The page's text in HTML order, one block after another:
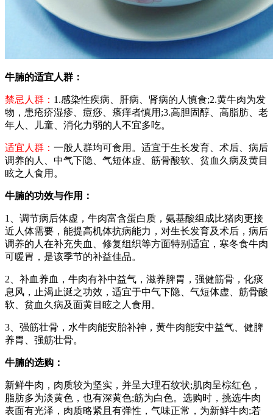
牛腩的适宜人群：
禁忌人群： 1.感染性疾病、肝病、肾病的人慎食;2.黄牛肉为发
物，患疮疥湿疹、痘痧、瘙痒者慎用;3.高胆固醇、高脂肪、老
年人、儿童、消化力弱的人不宜多吃。
适宜人群： 一般人群均可食用。适宜于生长发育、术后、病后
调养的人、中气下隐、气短体虚、筋骨酸软、贫血久病及黄目
眩之人食用。
牛腩的功效与作用：
1、调节病后体虚，牛肉富含蛋白质，氨基酸组成比猪肉更接
近人体需要，能提高机体抗病能力，对生长发育及术后，病后
调养的人在补充失血、修复组织等方面特别适宜，寒冬食牛肉
可暖胃，是该季节的补益佳品。
2、补血养血，牛肉有补中益气，滋养脾胃，强健筋骨，化痰
息风，止渴止涎之功效，适宜于中气下隐、气短体虚、筋骨酸
软、贫血久病及面黄目眩之人食用。
3、强筋壮骨，水牛肉能安胎补神，黄牛肉能安中益气、健脾
养胃、强筋壮骨。
牛腩的选购：
新鲜牛肉，肉质较为坚实，并呈大理石纹状;肌肉呈棕红色，
脂肪多为淡黄色，也有深黄色;筋为白色。选购时，挑选牛肉
表面有光泽，肉质略紧且有弹性，气味正常，为新鲜牛肉;若